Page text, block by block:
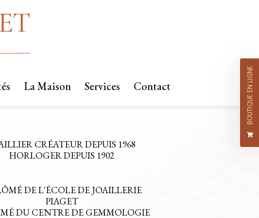
BOUTIQUE EN LIGNE
La Maison Services Contact
CRÉATEUR DEPUIS 1968
HORLOGER DEPUIS 1902
DE L'ÉCOLE DE JOAILLERIE
PIAGET
DU CENTRE DE GEMMOLOGIE